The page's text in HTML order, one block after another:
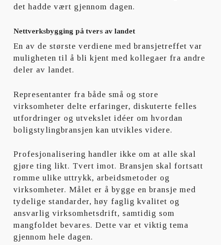
det hadde vært gjennom dagen.
Nettverksbygging på tvers av landet
En av de største verdiene med bransjetreffet var
muligheten til å bli kjent med kollegaer fra andre
deler av landet.
Representanter fra både små og store
virksomheter delte erfaringer, diskuterte felles
utfordringer og utvekslet idéer om hvordan
boligstylingbransjen kan utvikles videre.
Profesjonalisering handler ikke om at alle skal
gjøre ting likt. Tvert imot. Bransjen skal fortsatt
romme ulike uttrykk, arbeidsmetoder og
virksomheter. Målet er å bygge en bransje med
tydelige standarder, høy faglig kvalitet og
ansvarlig virksomhetsdrift, samtidig som
mangfoldet bevares. Dette var et viktig tema
gjennom hele dagen.